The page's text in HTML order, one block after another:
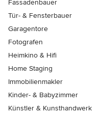
Fassadenbauer
Tür- & Fensterbauer
Garagentore
Fotografen
Heimkino & Hifi
Home Staging
Immobilienmakler
Kinder- & Babyzimmer
Künstler & Kunsthandwerk